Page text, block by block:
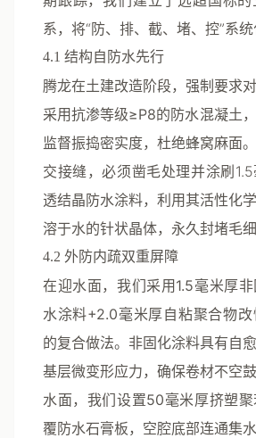
系，将“防、排、截、堵、控”系统
4.1 结构自防水先行
腾龙在土建改造阶段，强制要求
采用抗渗等级≥P8的防水混凝土
监督振捣密实度，杜绝蜂窝麻面
交接缝，必须凿毛处理并涂刷
透结晶防水涂料，利用其活性化
溶于水的针状晶体，永久封堵毛细
4.2 外防内疏双重屏障
在迎水面，我们采用 1.5毫米厚
水涂料+2.0毫米厚自粘聚合物
的复合做法。非固化涂料具有自
基层微变形应力，确保卷材不空
水面，我们设置50毫米厚挤塑
覆防水石膏板，空腔底部连通集